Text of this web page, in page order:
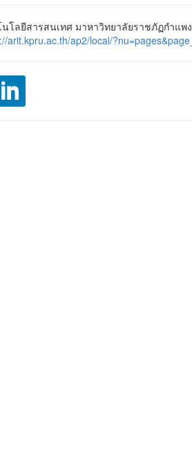
โลยีสารสนเทศ มาหาวิทยาลัยราชภัฏกำแพ
arit.kpru.ac.th/ap2/local/